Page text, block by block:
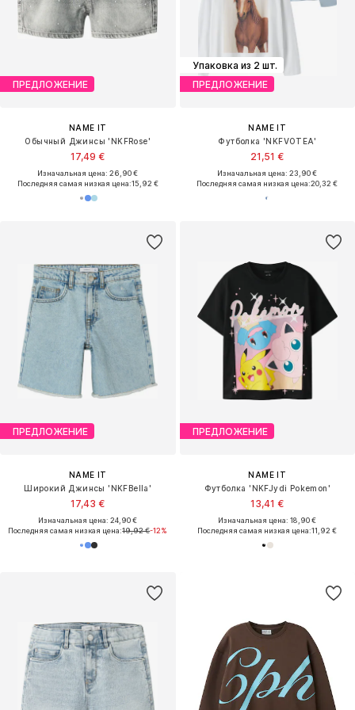
ПРЕДЛОЖЕНИЕ
NAME IT
Обычный Джинсы 'NKFRose'
17,49 €
Изначальная цена: 26,90 €
Последняя самая низкая цена:15,92 €
Упаковка из 2 шт.
ПРЕДЛОЖЕНИЕ
NAME IT
Футболка 'NKFVOTEA'
21,51 €
Изначальная цена: 23,90 €
Последняя самая низкая цена:20,32 €
ПРЕДЛОЖЕНИЕ
NAME IT
Широкий Джинсы 'NKFBella'
17,43 €
Изначальная цена: 24,90 €
Последняя самая низкая цена:19,92 €-12%
ПРЕДЛОЖЕНИЕ
NAME IT
Футболка 'NKFJydi Pokemon'
13,41 €
Изначальная цена: 18,90 €
Последняя самая низкая цена:11,92 €